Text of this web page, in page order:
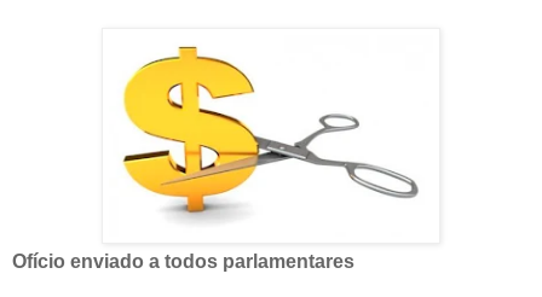
Ofício enviado a todos parlamentares